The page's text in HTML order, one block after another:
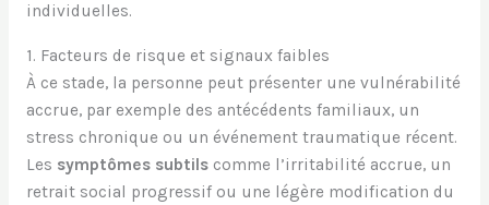
individuelles.
1. Facteurs de risque et signaux faibles
À ce stade, la personne peut présenter une vulnérabilité
accrue, par exemple des antécédents familiaux, un
stress chronique ou un événement traumatique récent.
Les symptômes subtilscomme l’irritabilité accrue, un
retrait social progressif ou une légère modification du